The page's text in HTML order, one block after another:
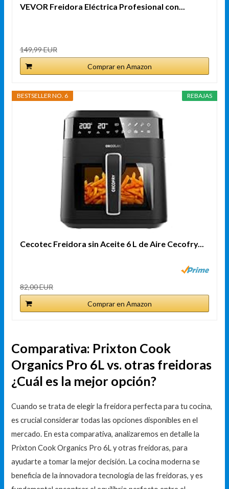
VEVOR Freidora Eléctrica Profesional con...
149,99 EUR
Comprar en Amazon
REBAJAS
BESTSELLER NO. 6
Cecotec Freidora sin Aceite 6 L de Aire Cecofry...
82,00 EUR
Comprar en Amazon
Comparativa: Prixton Cook
Organics Pro 6L vs. otras freidoras
¿Cuál es la mejor opción?
Cuando se trata de elegir la freidora perfecta para tu cocina,
es crucial considerar todas las opciones disponibles en el
mercado. En esta comparativa, analizaremos en detalle la
Prixton Cook Organics Pro 6L y otras freidoras, para
ayudarte a tomar la mejor decisión. La cocina moderna se
beneficia de la innovadora tecnología de las freidoras, y es